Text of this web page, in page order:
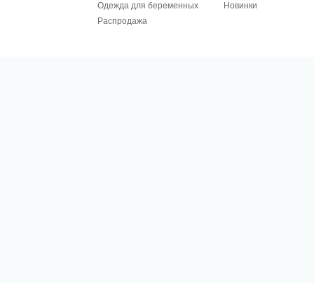
Одежда для беременных
Новинки
Распродажа